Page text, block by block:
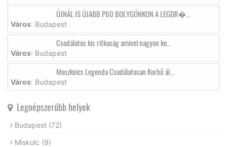
ÚJNÁL IS ÚJABB P60 BOLYGÓNKON A LEGDR�...
Város: Budapest
Csodálatos kis ritkaság amivel nagyon ke...
Város: Budapest
Moszkvics Legenda Csodálatosan Korhű ál...
Város: Budapest
Legnépszerűbb helyek
Budapest (72)
Miskolc (9)